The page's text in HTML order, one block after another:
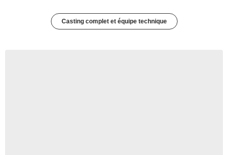
Casting complet et équipe technique